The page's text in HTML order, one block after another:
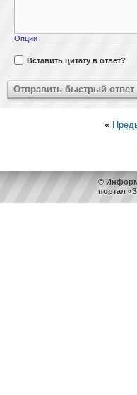
Опции
Вставить цитату в ответ?
«
©
портал